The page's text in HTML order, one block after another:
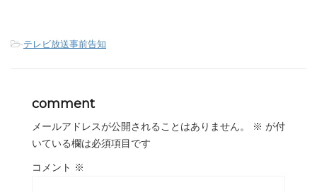
-テレビ放送事前告知
comment
メールアドレスが公開されることはありません。 ※ が付
いている欄は必須項目です
コメント ※